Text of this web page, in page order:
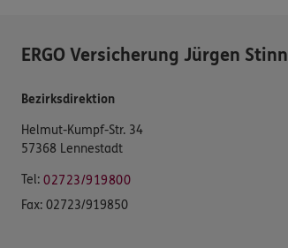
ERGO Versicherung Jürgen Stinn
Bezirksdirektion
Helmut-Kumpf-Str. 34
57368 Lennestadt
Tel: 02723/919800
Fax: 02723/919850